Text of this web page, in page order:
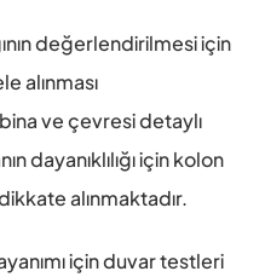
değerlendirilmesi için
alınması
ve çevresi detaylı
dayanıklılığı için kolon
alınmaktadır.
için duvar testleri